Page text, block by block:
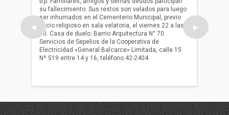
◀
su fallecimiento. Sus restos son velados para luego
ser inhumados en el Cementerio Municipal, previo
oficio religioso en sala velatoria, el viernes 22 a las
10. Casa de duelo: Barrio Arquitectura N° 70.
Servicios de Sepelios de la Cooperativa de
Electricidad «General Balcarce» Limitada, calle 15
Nº 519 entre 14 y 16, teléfono 42-2404.
ser
oficio
▶